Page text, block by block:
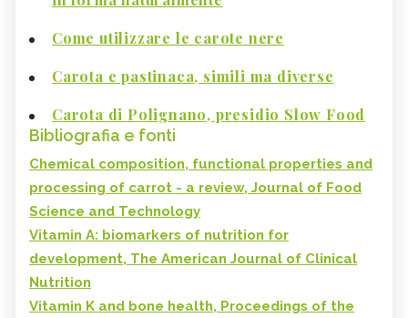
Come utilizzare le carote nere
Carota e pastinaca, simili ma diverse
Carota di Polignano, presidio Slow Food
Bibliografia e fonti
Chemical composition, functional properties and
processing of carrot - a review, Journal of Food
Science and Technology
Vitamin A: biomarkers of nutrition for
development, The American Journal of Clinical
Nutrition
Vitamin K and bone health, Proceedings of the